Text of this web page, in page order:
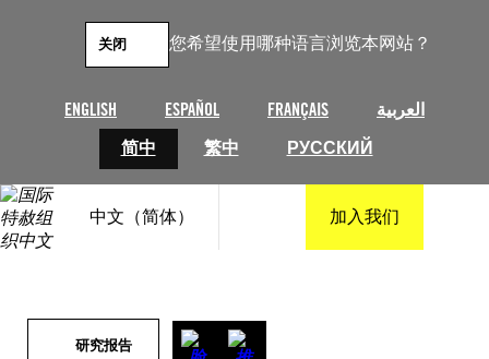
您希望使用哪种语言浏览本网站？
ENGLISH ESPAÑOL FRANÇAIS
العربية
简中
繁中 РУССКИЙ
关闭
中文（简体） 加入我们
研究报告